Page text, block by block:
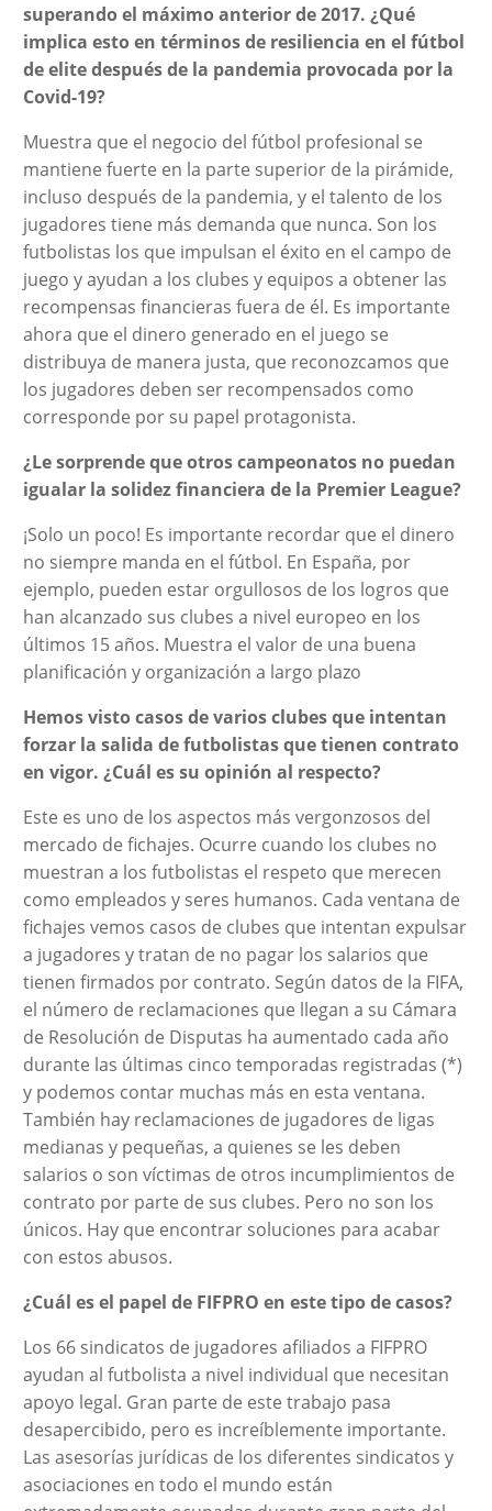
superando el máximo anterior de 2017. ¿Qué
implica esto en términos de resiliencia en el fútbol
de elite después de la pandemia provocada por la
Covid-19?
Muestra que el negocio del fútbol profesional se
mantiene fuerte en la parte superior de la pirámide,
incluso después de la pandemia, y el talento de los
jugadores tiene más demanda que nunca. Son los
futbolistas los que impulsan el éxito en el campo de
juego y ayudan a los clubes y equipos a obtener las
recompensas financieras fuera de él. Es importante
ahora que el dinero generado en el juego se
distribuya de manera justa, que reconozcamos que
los jugadores deben ser recompensados como
corresponde por su papel protagonista.
¿Le sorprende que otros campeonatos no puedan
igualar la solidez financiera de la Premier League?
¡Solo un poco! Es importante recordar que el dinero
no siempre manda en el fútbol. En España, por
ejemplo, pueden estar orgullosos de los logros que
han alcanzado sus clubes a nivel europeo en los
últimos 15 años. Muestra el valor de una buena
planificación y organización a largo plazo
Hemos visto casos de varios clubes que intentan
forzar la salida de futbolistas que tienen contrato
en vigor. ¿Cuál es su opinión al respecto?
Este es uno de los aspectos más vergonzosos del
mercado de fichajes. Ocurre cuando los clubes no
muestran a los futbolistas el respeto que merecen
como empleados y seres humanos. Cada ventana de
fichajes vemos casos de clubes que intentan expulsar
a jugadores y tratan de no pagar los salarios que
tienen firmados por contrato. Según datos de la FIFA,
el número de reclamaciones que llegan a su Cámara
de Resolución de Disputas ha aumentado cada año
durante las últimas cinco temporadas registradas (*)
y podemos contar muchas más en esta ventana.
También hay reclamaciones de jugadores de ligas
medianas y pequeñas, a quienes se les deben
salarios o son víctimas de otros incumplimientos de
contrato por parte de sus clubes. Pero no son los
únicos. Hay que encontrar soluciones para acabar
con estos abusos.
¿Cuál es el papel de FIFPRO en este tipo de casos?
Los 66 sindicatos de jugadores afiliados a FIFPRO
ayudan al futbolista a nivel individual que necesitan
apoyo legal. Gran parte de este trabajo pasa
desapercibido, pero es increíblemente importante.
Las asesorías jurídicas de los diferentes sindicatos y
asociaciones en todo el mundo están